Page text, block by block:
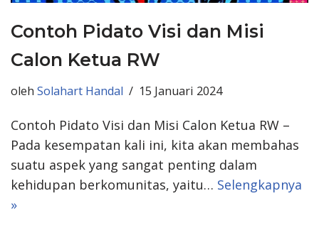
Contoh Pidato Visi dan Misi
Calon Ketua RW
oleh Solahart Handal 15 Januari 2024
Contoh Pidato Visi dan Misi Calon Ketua RW –
Pada kesempatan kali ini, kita akan membahas
suatu aspek yang sangat penting dalam
kehidupan berkomunitas, yaitu… Selengkapnya
»